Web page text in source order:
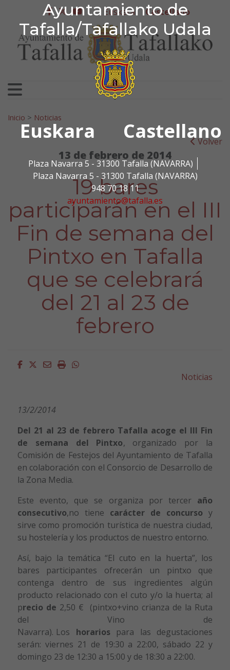
Ayuntamiento de
Tafalla/Tafallako Udala
Euskara Castellano
Plaza Navarra 5 - 31300 Tafalla (NAVARRA)
Plaza Navarra 5 - 31300 Tafalla (NAVARRA)
948 70 18 11
ayuntamiento@tafalla.es
Ir al contenido
Ayuntamiento de
facebook
twitter
youtube
Euskera Castellano
Search for:
Inicio > Noticias
Volver
13 de febrero de 2014
19 bares
participarán en el III
Fin de semana del
Pintxo en Tafalla
que se celebrará
del 21 al 23 de
febrero
Facebook
Twitter
EmailImprimirWhatsapp
Noticias
13/2/2014
Del 21 al 23 de febrero Tafalla acoge el III Fin
de semana del Pintxo, organizado por la
Comisión de Festejos del Ayuntamiento de Tafalla
en colaboración con el Consorcio de Desarrollo de
la Zona Media.
Este evento, que se organiza por tercer año
consecutivo,no tiene carácter de concurso y
sirve como promoción turística de nuestra ciudad,
su hostelería y los productos de nuestro entorno.
Así, bajo la temática “El cuto en la huerta”, los
bares participantes ofrecerán un pintxo que
contenga dentro de sus ingredientes algún
producto relacionado con el cuto y/o la huerta; al
precio de 2,50 € (pintxo+vino crianza de la Ruta
del Vino de
Navarra). Los horariospara las degustaciones
serán: viernes 21 de 19:30 a 22:00, sábado 22 y
domingo 23 de 12:30 a 15:00 y de 18:30 a 22:00.